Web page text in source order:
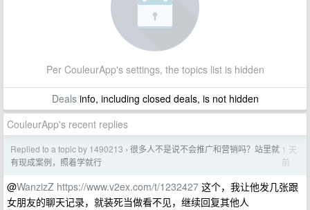
Per CouleurApp's settings, the topics list is hidden
Dealsinfo, including closed deals, is not hidden
CouleurApp's recent replies
Replied to a topic by 1490213 › 很多人不是说不会推广和营销吗？站里就
有现成案例，照着学就行
1 天
前
@WanzizZ https://www.v2ex.com/t/1232427 这个，我让他发几张跟
女朋友的聊天记录，就装死当做看不见，继续回复其他人